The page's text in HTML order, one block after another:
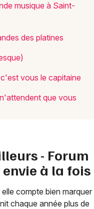
musique à Saint-
des platines
vous le capitaine
que vous
- Forum
à la fois
compte bien marquer
chaque année plus de